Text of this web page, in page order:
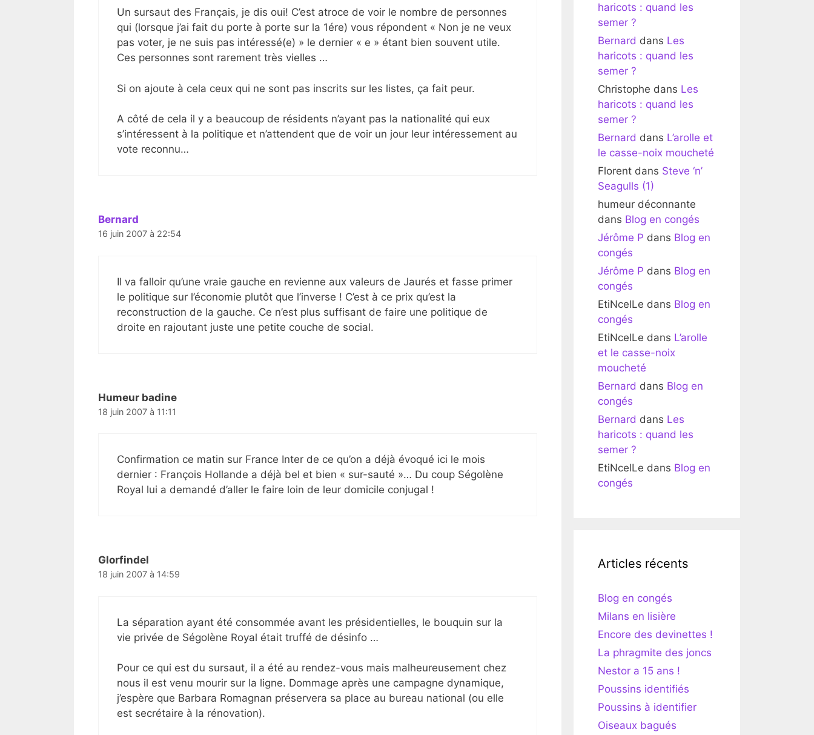
Un sursaut des Français, je dis oui! C’est atroce de voir le nombre de personnes
qui (lorsque j’ai fait du porte à porte sur la 1ére) vous répondent « Non je ne veux
pas voter, je ne suis pas intéressé(e) » le dernier « e » étant bien souvent utile.
Ces personnes sont rarement très vielles …
Si on ajoute à cela ceux qui ne sont pas inscrits sur les listes, ça fait peur.
A côté de cela il y a beaucoup de résidents n’ayant pas la nationalité qui eux
s’intéressent à la politique et n’attendent que de voir un jour leur intéressement au
vote reconnu…
Bernard
16 juin 2007 à 22:54
Il va falloir qu’une vraie gauche en revienne aux valeurs de Jaurés et fasse primer
le politique sur l’économie plutôt que l’inverse ! C’est à ce prix qu’est la
reconstruction de la gauche. Ce n’est plus suffisant de faire une politique de
droite en rajoutant juste une petite couche de social.
Humeur badine
18 juin 2007 à 11:11
Confirmation ce matin sur France Inter de ce qu’on a déjà évoqué ici le mois
dernier : François Hollande a déjà bel et bien « sur-sauté »… Du coup Ségolène
Royal lui a demandé d’aller le faire loin de leur domicile conjugal !
Glorfindel
18 juin 2007 à 14:59
La séparation ayant été consommée avant les présidentielles, le bouquin sur la
vie privée de Ségolène Royal était truffé de désinfo …
Pour ce qui est du sursaut, il a été au rendez-vous mais malheureusement chez
nous il est venu mourir sur la ligne. Dommage après une campagne dynamique,
j’espère que Barbara Romagnan préservera sa place au bureau national (ou elle
est secrétaire à la rénovation).
haricots : quand les
semer ?
Bernard dans Les
haricots : quand les
semer ?
Christophe dans Les
haricots : quand les
semer ?
Bernard dans L’arolle et
le casse-noix moucheté
Florent dans Steve ‘n’
Seagulls (1)
humeur déconnante
dans Blog en congés
Jérôme P dans Blog en
congés
Jérôme P dans Blog en
congés
EtiNcelLe dans Blog en
congés
EtiNcelLe dans L’arolle
et le casse-noix
moucheté
Bernard dans Blog en
congés
Bernard dans Les
haricots : quand les
semer ?
EtiNcelLe dans Blog en
congés
Articles récents
Blog en congés
Milans en lisière
Encore des devinettes !
La phragmite des joncs
Nestor a 15 ans !
Poussins identifiés
Poussins à identifier
Oiseaux bagués